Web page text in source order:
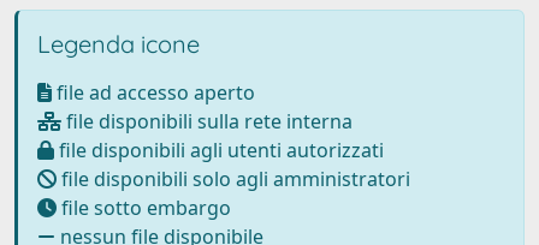
Legenda icone
file ad accesso aperto
file disponibili sulla rete interna
file disponibili agli utenti autorizzati
file disponibili solo agli amministratori
file sotto embargo
nessun file disponibile